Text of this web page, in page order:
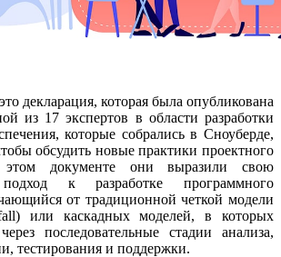
декларация, которая была опубликована
из 17 экспертов в области разработки
которые собрались в Сноуберде,
обсудить новые практики проектного
документе они выразили свою
к разработке программного
от традиционной четкой модели
или каскадных моделей, в которых
последовательные стадии анализа,
тестирования и поддержки.